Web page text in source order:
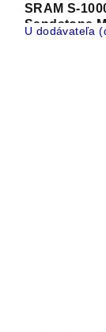
SRAM S-
Sandstone
U dodávateľa